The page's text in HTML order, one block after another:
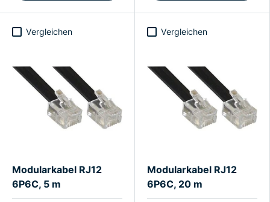
Vergleichen
Modularkabel RJ12
6P6C, 5 m
Vergleichen
Modularkabel RJ12
6P6C, 20 m